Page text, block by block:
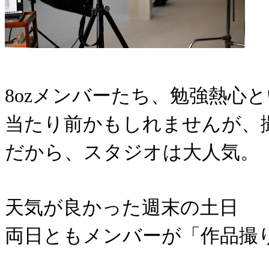
8ozメンバーたち、勉強熱心
当たり前かもしれませんが
だから、スタジオは大人気。
天気が良かった週末の土日
両日ともメンバーが「作品撮